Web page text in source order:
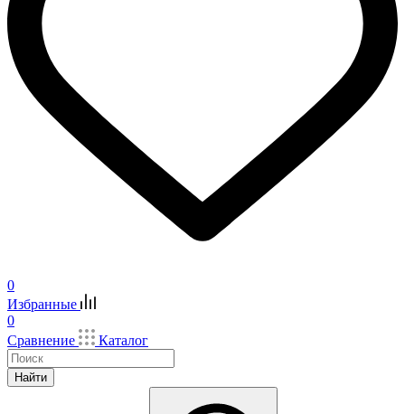
0
Избранные
0
Сравнение
Каталог
Найти